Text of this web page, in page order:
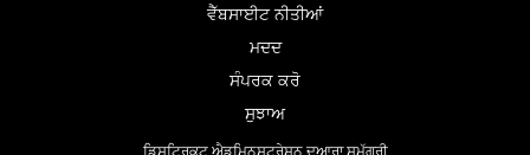
ਵੈੱਬਸਾਈਟ ਨੀਤੀਆਂ
ਮਦਦ
ਸੰਪਰਕ ਕਰੋ
ਸੁਝਾਅ